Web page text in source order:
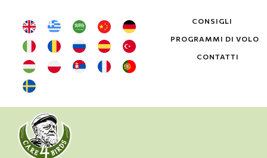
CONSIGLI
PROGRAMMI DI VOLO
CONTATTI